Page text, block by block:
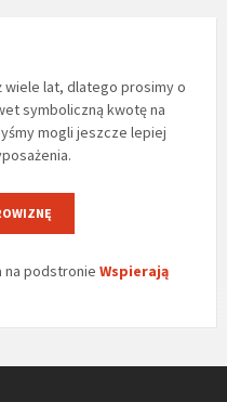
wiele lat, dlatego prosimy o
symboliczną kwotę na
mogli jeszcze lepiej
na podstronie Wspierają